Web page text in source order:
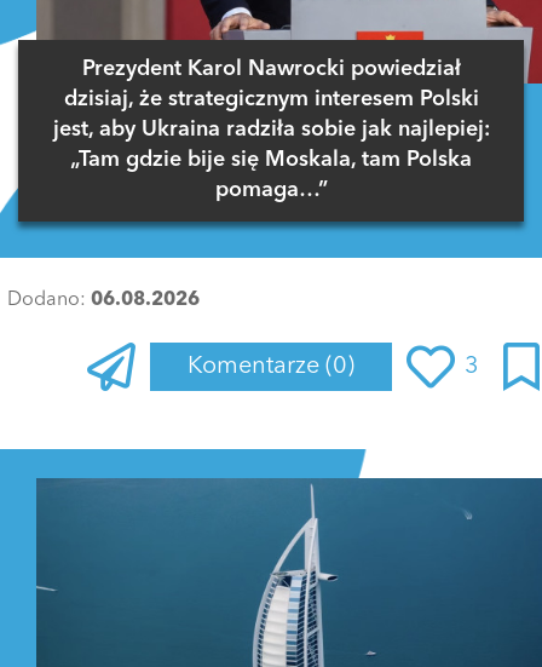
Prezydent Karol Nawrocki powiedział
dzisiaj, że strategicznym interesem Polski
jest, aby Ukraina radziła sobie jak najlepiej:
„Tam gdzie bije się Moskala, tam Polska
pomaga…”
Dodano: 06.08.2026
Komentarze (0) 3